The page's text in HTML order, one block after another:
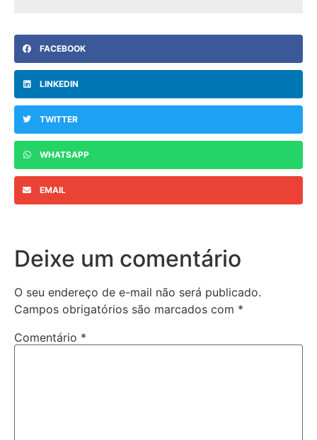
FACEBOOK
LINKEDIN
TWITTER
WHATSAPP
EMAIL
Deixe um comentário
O seu endereço de e-mail não será publicado.
Campos obrigatórios são marcados com *
Comentário *